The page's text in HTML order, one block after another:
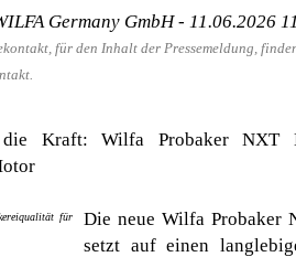
Germany GmbH - 11.06.2026
für den Inhalt der Pressemeldung,
Kraft: Wilfa Probaker NXT
Die neue Wilfa Probaker
setzt auf einen